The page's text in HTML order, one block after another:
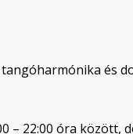
tangóharmónika és
– 22:00 óra